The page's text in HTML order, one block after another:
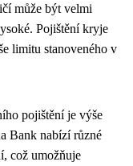
může být velmi
Pojištění kryje
limitu stanoveného v
pojištění je výše
Bank nabízí různé
což umožňuje